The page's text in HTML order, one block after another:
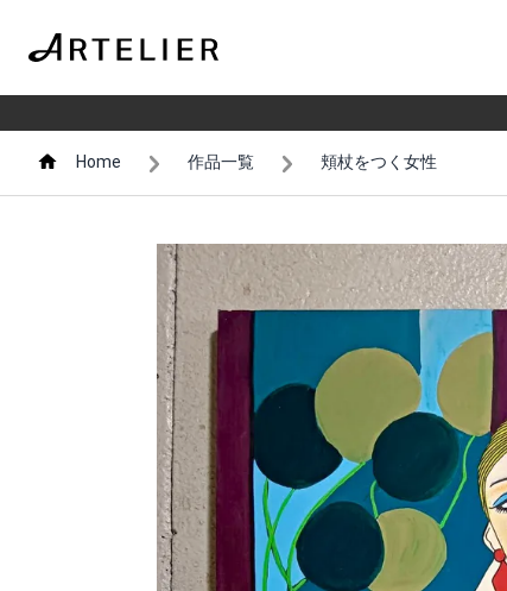
Home 作品一覧 頬杖をつく女性